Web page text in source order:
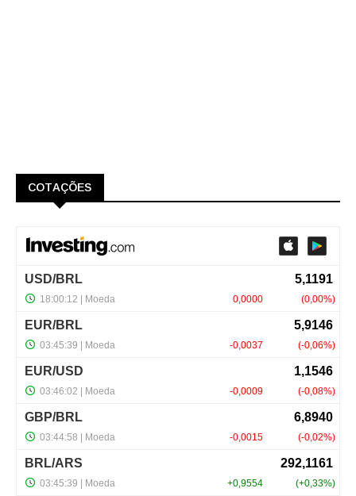
COTAÇÕES